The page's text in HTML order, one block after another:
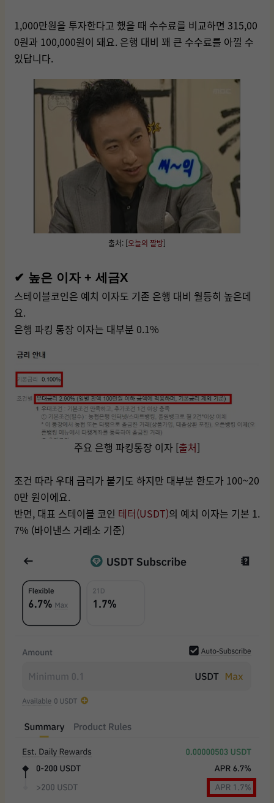
1,000만원을 투자한다고 했을 때 수수료를 비교하면 315,00
0원과 100,000원이 돼요. 은행 대비 꽤 큰 수수료를 아낄 수
있답니다.
출처: [오늘의 짤방]
✔ 높은 이자 + 세금X
스테이블코인은 예치 이자도 기존 은행 대비 월등히 높은데
요.
은행 파킹 통장 이자는 대부분 0.1%
주요 은행 파킹통장 이자 [출처]
조건 따라 우대 금리가 붙기도 하지만 대부분 한도가 100~20
0만 원이에요.
반면, 대표 스테이블 코인 테터(USDT)의 예치 이자는 기본 1.
7% (바이낸스 거래소 기준)